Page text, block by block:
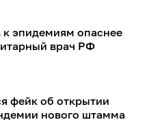
к эпидемиям опаснее
врач РФ
фейк об открытии
нового штамма